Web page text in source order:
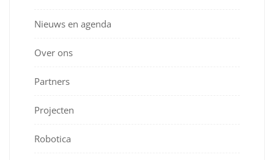
Nieuws en agenda
Over ons
Partners
Projecten
Robotica